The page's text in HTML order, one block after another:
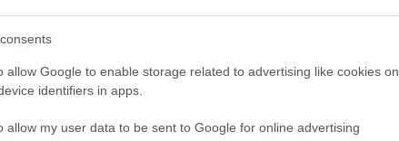
allow Google to enable storage related to advertising like cookies on
identifiers in apps.
allow my user data to be sent to Google for online advertising